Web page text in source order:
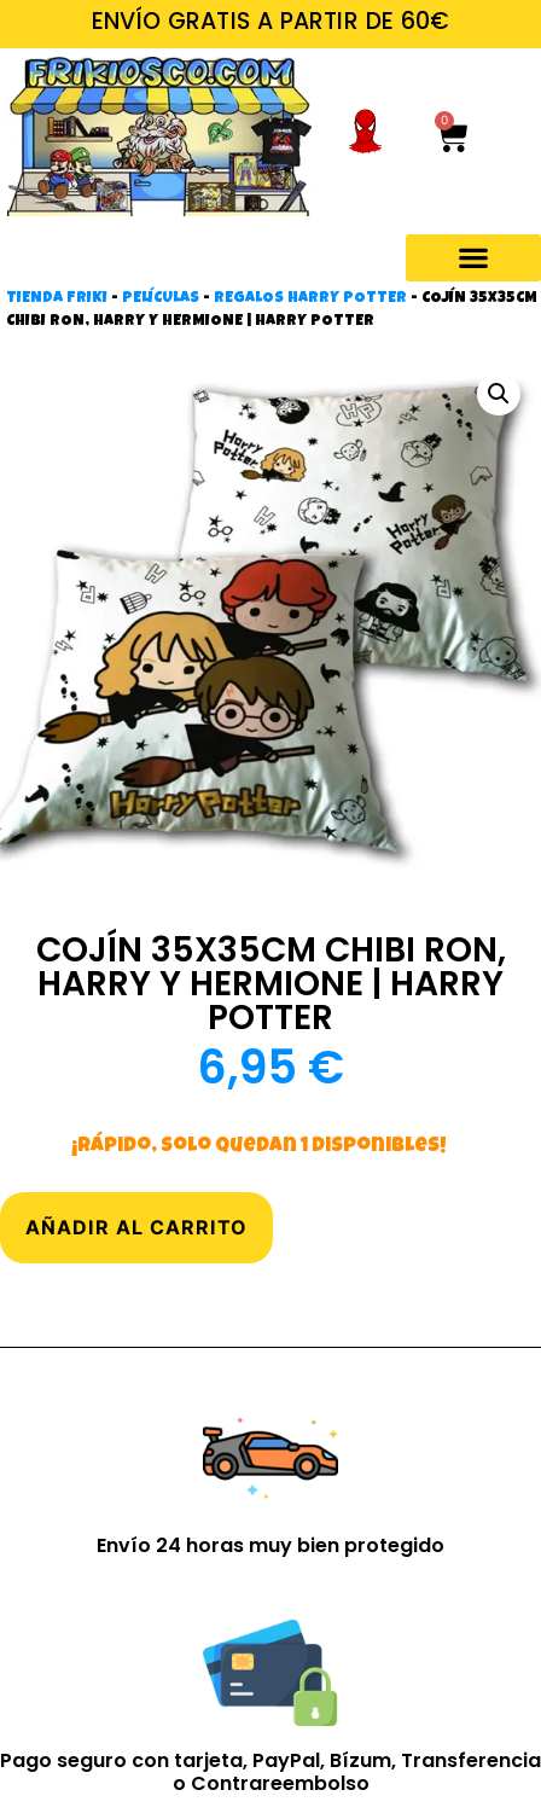
ENVÍO GRATIS A PARTIR DE 60€
0
TIENDA FRIKI - PELÍCULAS - REGALOS HARRY POTTER - COJÍN 35X35CM
CHIBI RON, HARRY Y HERMIONE | HARRY POTTER
COJÍN 35X35CM CHIBI RON,
HARRY Y HERMIONE | HARRY
POTTER
6,95 €
¡Rápido, solo quedan 1 disponibles!
AÑADIR AL CARRITO
Envío 24 horas muy bien protegido
Pago seguro con tarjeta, PayPal, Bízum, Transferencia
o Contrareembolso